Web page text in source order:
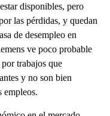
disponibles, pero
las pérdidas, y quedan
de desempleo en
ve poco probable
trabajos que
y no son bien
empleos.